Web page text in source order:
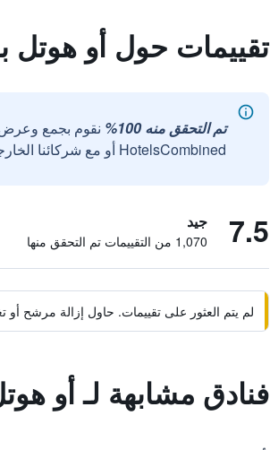
تقييمات حول أو هوتل
تم التحقق منه 100%
نقوم بجمع وعرض
HotelsCombined أو مع شركائنا الخارجيين الموثوقين.
7.5 جيد
1,070 من التقييمات تم التحقق منها
لم يتم العثور على تقييمات. حاول إزالة مرشح
فنادق مشابهة لـ أو